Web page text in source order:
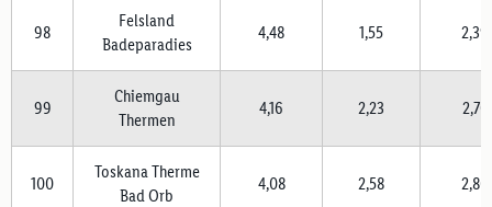
98
Felsland
Badeparadies
4,48 1,55 2,39
99
Chiemgau
Thermen
4,16 2,23 2,70
100
Toskana Therme
Bad Orb
4,08 2,58 2,86